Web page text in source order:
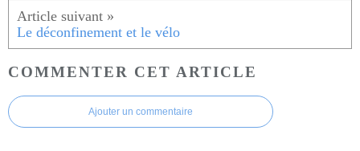
Le déconfinement et le vélo
COMMENTER CET ARTICLE
Ajouter un commentaire